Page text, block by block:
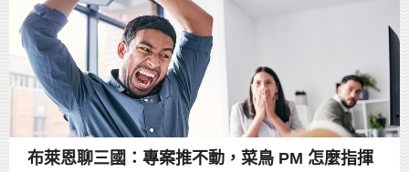
布萊恩聊三國：專案推不動，菜鳥 PM 怎麼指揮